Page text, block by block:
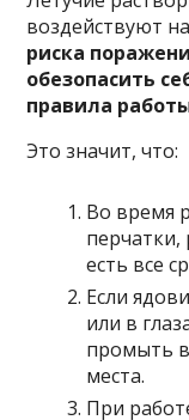
воздействуют
риска
обезопасить
правила
Это значит, что:
Во время
есть все
Если
или в
промыть
места.
При